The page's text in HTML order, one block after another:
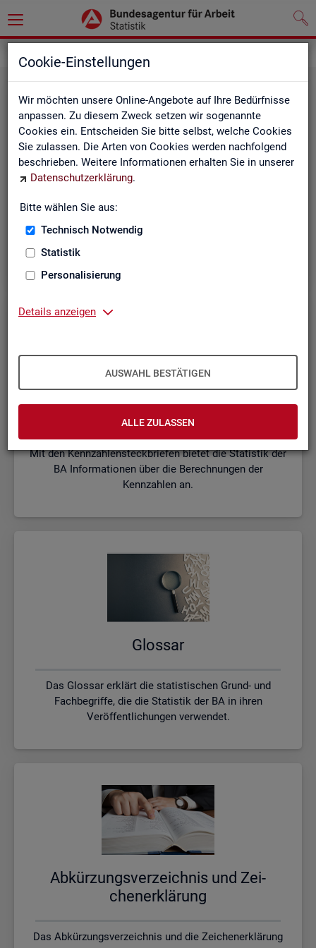
Cookie-Einstellungen
Wir möchten unsere Online-Angebote auf Ihre Bedürfnisse
anpassen. Zu diesem Zweck setzen wir sogenannte
Cookies ein. Entscheiden Sie bitte selbst, welche Cookies
Sie zulassen. Die Arten von Cookies werden nachfolgend
beschrieben. Weitere Informationen erhalten Sie in unserer
Datenschutzerklärung.
Bitte wählen Sie aus:
Technisch Notwendig
Statistik
Personalisierung
Details anzeigen
AUSWAHL BESTÄTIGEN
ALLE ZULASSEN
Die Kurzinformationen geben einen schnellen Überblick
über die Fachstatistiken der Statistik der BA.
Mit den Kennzahlensteckbriefen bietet die Statistik der
BA Informationen über die Berechnungen der
Kennzahlen an.
Glos­sar
Das Glossar erklärt die statistischen Grund- und
Fachbegriffe, die die Statistik der BA in ihren
Veröffentlichungen verwendet.
Ab­kür­zungs­ver­zeich­nis und Zei­
chen­er­klä­rung
Das Abkürzungsverzeichnis und die Zeichenerklärung